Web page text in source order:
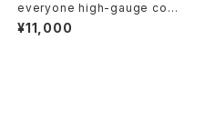
everyone high-gauge cott
on no sleeve tee shirt (CH
ARCOAL)
¥11,000